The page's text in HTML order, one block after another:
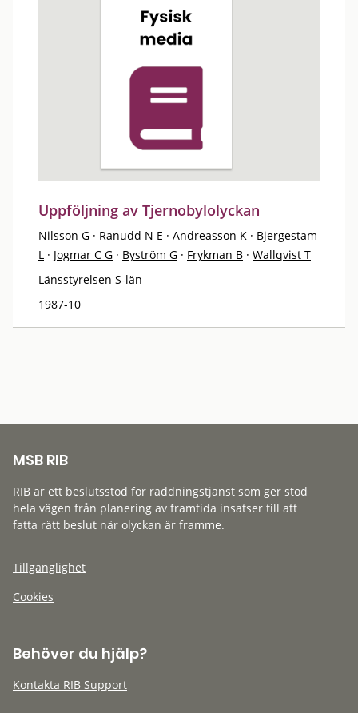
Uppföljning av Tjernobylolyckan
Nilsson G · Ranudd N E · Andreasson K · Bjergestam
L · Jogmar C G · Byström G · Frykman B · Wallqvist T
Länsstyrelsen S-län
1987-10
MSB RIB
RIB är ett beslutsstöd för räddningstjänst som ger stöd
hela vägen från planering av framtida insatser till att
fatta rätt beslut när olyckan är framme.
Tillgänglighet
Cookies
Behöver du hjälp?
Kontakta RIB Support